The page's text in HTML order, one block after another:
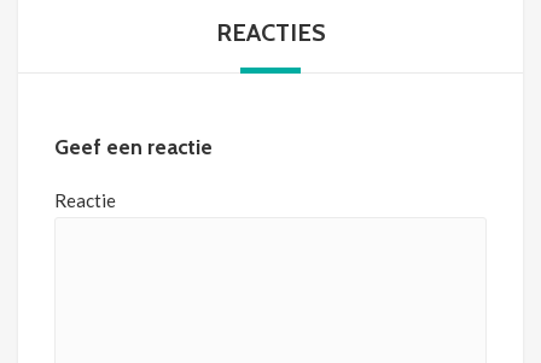
REACTIES
Geef een reactie
Reactie